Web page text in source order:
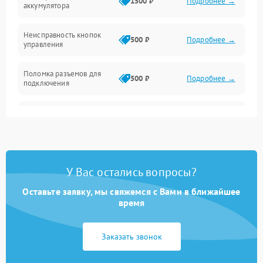
аккумулятора
Неисправность кнопок
управления
500 ₽ Подробнее →
Поломка разъемов для
подключения
500 ₽ Подробнее →
Повреждение проводов 500 ₽ Подробнее →
Неисправность системы
защиты от перегрузок
1000 ₽
Поломка системы
автоматического
У Вас остались вопросы?
Оставьте заявку, мы свяжемся с Вами в ближайшее
время
Заказать звонок